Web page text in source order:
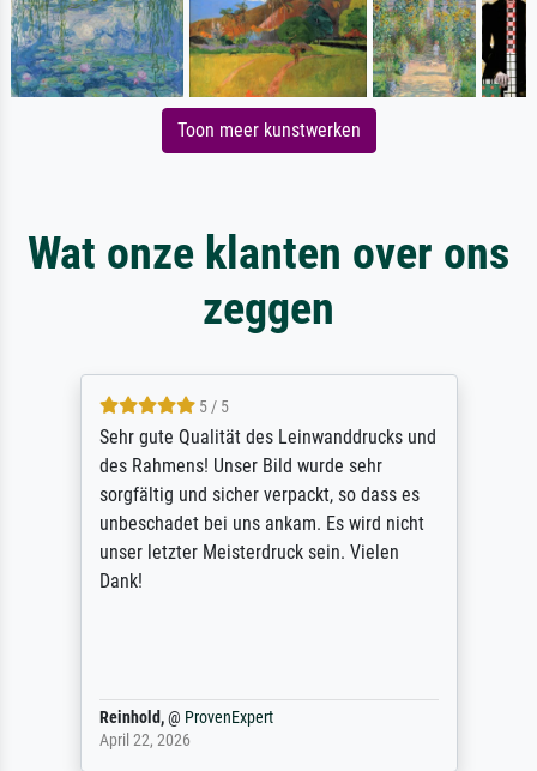
Toon meer kunstwerken
Wat onze klanten over ons
zeggen
5 / 5
Sehr gute Qualität des Leinwanddrucks und
des Rahmens! Unser Bild wurde sehr
sorgfältig und sicher verpackt, so dass es
unbeschadet bei uns ankam. Es wird nicht
unser letzter Meisterdruck sein. Vielen
Dank!
Reinhold,@ ProvenExpert
April 22, 2026